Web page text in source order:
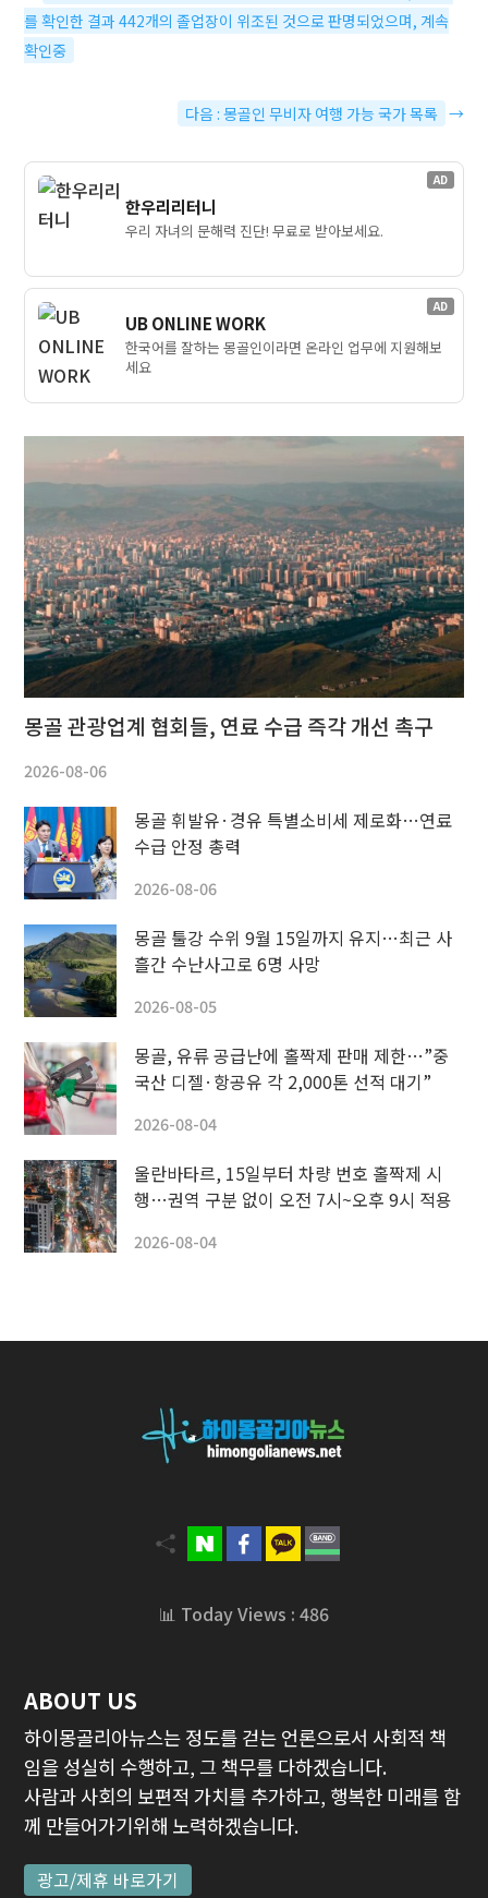
를 확인한 결과 442개의 졸업장이 위조된 것으로 판명되었으며, 계속
확인중
다음 : 몽골인 무비자 여행 가능 국가 목록 →
AD
한우리리터니
우리 자녀의 문해력 진단! 무료로 받아보세요.
AD
UB ONLINE WORK
한국어를 잘하는 몽골인이라면 온라인 업무에 지원해보
세요
몽골 관광업계 협회들, 연료 수급 즉각 개선 촉구
2026-08-06
몽골 휘발유·경유 특별소비세 제로화…연료
수급 안정 총력
2026-08-06
몽골 툴강 수위 9월 15일까지 유지…최근 사
흘간 수난사고로 6명 사망
2026-08-05
몽골, 유류 공급난에 홀짝제 판매 제한…”중
국산 디젤·항공유 각 2,000톤 선적 대기”
2026-08-04
울란바타르, 15일부터 차량 번호 홀짝제 시
행…권역 구분 없이 오전 7시~오후 9시 적용
2026-08-04
📊 Today Views : 486
ABOUT US
하이몽골리아뉴스는 정도를 걷는 언론으로서 사회적 책
임을 성실히 수행하고, 그 책무를 다하겠습니다.
사람과 사회의 보편적 가치를 추가하고, 행복한 미래를 함
께 만들어가기위해 노력하겠습니다.
광고/제휴 바로가기